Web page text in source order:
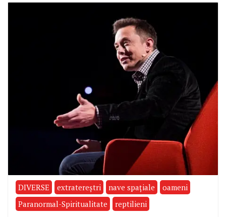
DIVERSE extratereştri nave spaţiale
oameni
Paranormal-Spiritualitate
reptilieni